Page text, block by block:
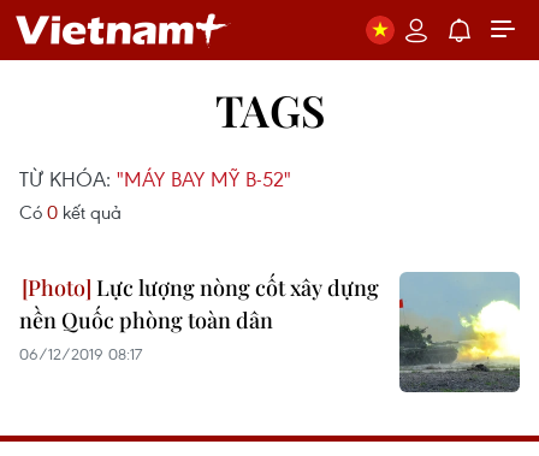
TAGS
TỪ KHÓA: "MÁY BAY MỸ B-52"
Có 0 kết quả
Lực lượng nòng cốt xây dựng
nền Quốc phòng toàn dân
06/12/2019 08:17